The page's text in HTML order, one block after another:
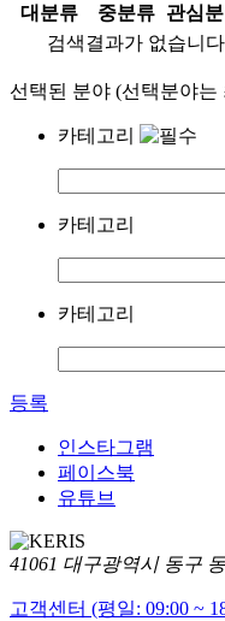
대분류
중분류
관심
검색결과가 없습니
선택된 분야 (선택분야
카테고리
카테고리
카테고리
등록
인스타그램
페이스북
유튜브
41061 대구광역시 동구
고객센터 (평일: 09:00 ~